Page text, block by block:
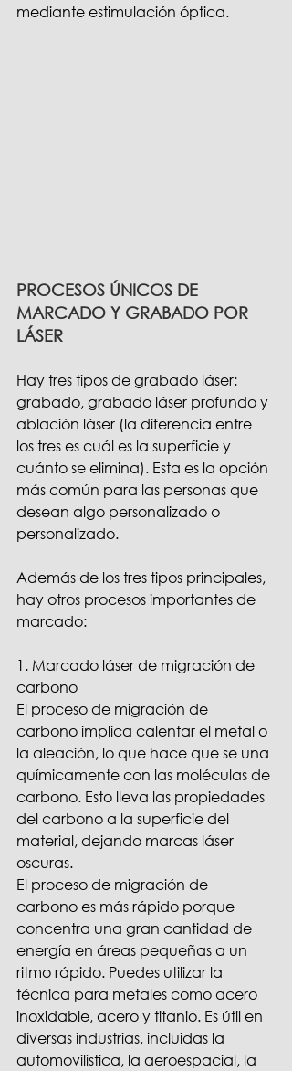
mediante estimulación óptica.
PROCESOS ÚNICOS DE
MARCADO Y GRABADO POR
LÁSER
Hay tres tipos de grabado láser:
grabado, grabado láser profundo y
ablación láser (la diferencia entre
los tres es cuál es la superficie y
cuánto se elimina). Esta es la opción
más común para las personas que
desean algo personalizado o
personalizado.
Además de los tres tipos principales,
hay otros procesos importantes de
marcado:
1. Marcado láser de migración de
carbono
El proceso de migración de
carbono implica calentar el metal o
la aleación, lo que hace que se una
químicamente con las moléculas de
carbono. Esto lleva las propiedades
del carbono a la superficie del
material, dejando marcas láser
oscuras.
El proceso de migración de
carbono es más rápido porque
concentra una gran cantidad de
energía en áreas pequeñas a un
ritmo rápido. Puedes utilizar la
técnica para metales como acero
inoxidable, acero y titanio. Es útil en
diversas industrias, incluidas la
automovilística, la aeroespacial, la